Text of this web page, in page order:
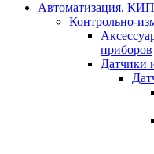
Автоматизация, КИП
Контрольно-
приборов
Датчики